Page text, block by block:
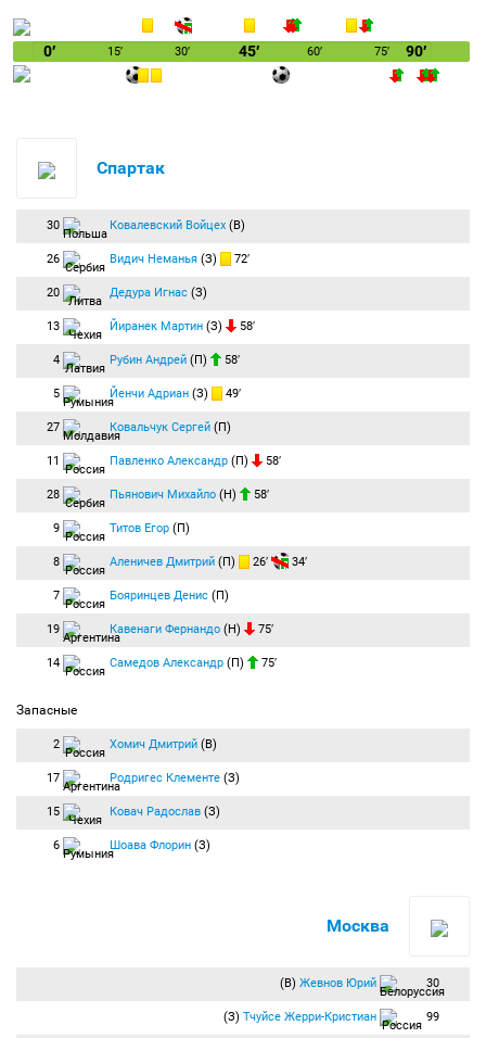
0′ 15′ 30′ 45′ 60′ 75′ 90′
Спартак
30 Ковалевский Войцех (В)
26 Видич Неманья (З) 72′
20 Дедура Игнас (З)
13 Йиранек Мартин (З) 58′
4 Рубин Андрей (П) 58′
5 Йенчи Адриан (З) 49′
27 Ковальчук Сергей (П)
11 Павленко Александр (П) 58′
28 Пьянович Михайло (Н) 58′
9 Титов Егор (П)
8 Аленичев Дмитрий (П) 26′ 34′
7 Бояринцев Денис (П)
19 Кавенаги Фернандо (Н) 75′
14 Самедов Александр (П) 75′
Запасные
2 Хомич Дмитрий (В)
17 Родригес Клементе (З)
15 Ковач Радослав (З)
6 Шоава Флорин (З)
Москва
(В) Жевнов Юрий 30
(З) Тчуйсе Жерри-Кристиан 99